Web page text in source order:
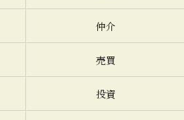
仲介
売買
投資